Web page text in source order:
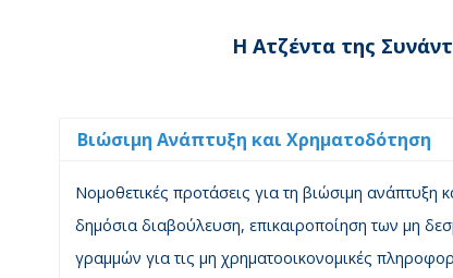
Η Ατζέντα της
Βιώσιμη Ανάπτυξη και Χρηματοδότηση
Νομοθετικές προτάσεις για τη βιώσιμη ανάπτυξη
δημόσια διαβούλευση, επικαιροποίηση των μη
γραμμών για τις μη χρηματοοικονομικές